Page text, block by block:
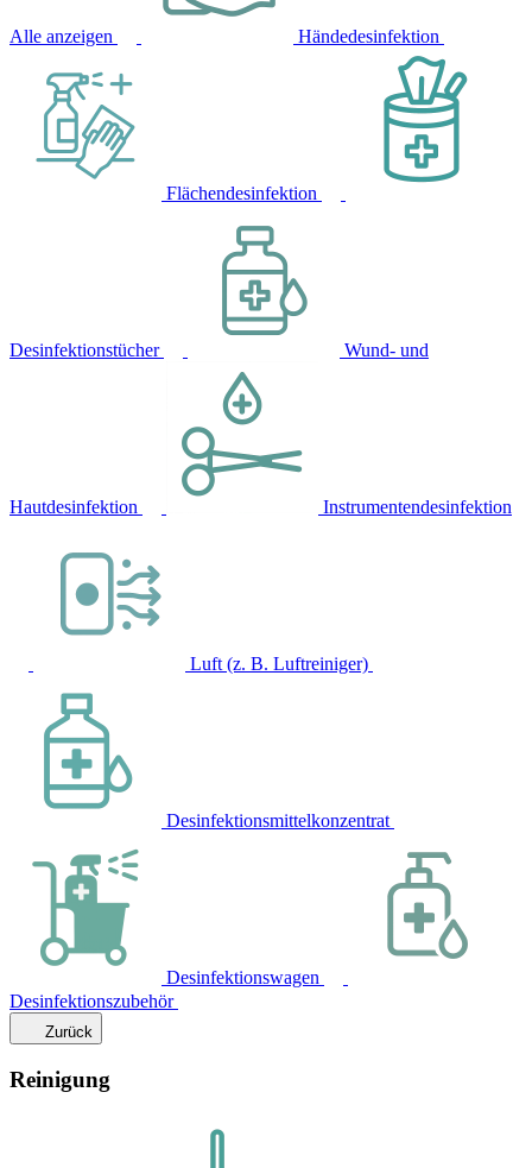
Alle anzeigen Händedesinfektion
Flächendesinfektion
Desinfektionstücher Wund- und
Hautdesinfektion Instrumentendesinfektion
Luft (z. B. Luftreiniger)
Desinfektionsmittelkonzentrat
Desinfektionswagen
Desinfektionszubehör
Zurück
Reinigung